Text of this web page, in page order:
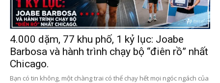
4.000 dặm, 77 khu phố, 1 kỷ lục: Joabe
Barbosa và hành trình chạy bộ “điên rồ” nhất
Chicago.
Bạn có tin không, một chàng trai có thể chạy hết mọi ngóc ngách của